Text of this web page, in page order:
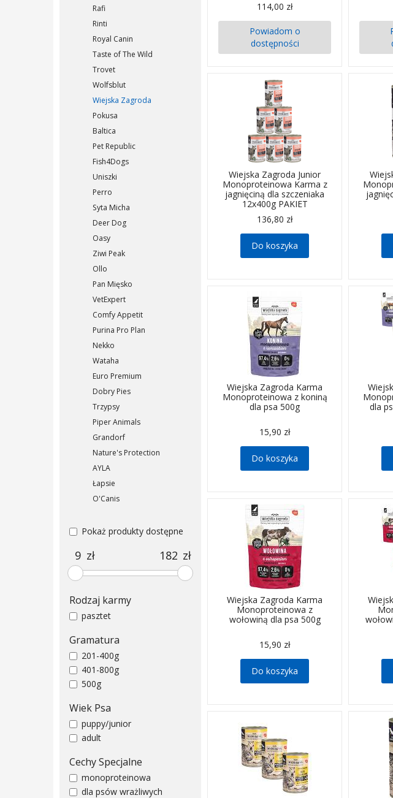
114,00 zł
Powiadom o
dostępności
Wiejska Zagroda Junior
Monoproteinowa Karma z
jagnięciną dla szczeniaka
12x400g PAKIET
136,80 zł
Do koszyka
Wiejska Zagroda Karma
Monoproteinowa z koniną
dla psa 500g
15,90 zł
Do koszyka
dla
Wiejska Zagroda Karma
Monoproteinowa z
wołowiną dla psa 500g
15,90 zł
Do koszyka
Rafi
Rinti
Royal Canin
Taste of The Wild
Trovet
Wolfsblut
Wiejska Zagroda
Pokusa
Baltica
Pet Republic
Fish4Dogs
Uniszki
Perro
Syta Micha
Deer Dog
Oasy
Ziwi Peak
Ollo
Pan Mięsko
VetExpert
Comfy Appetit
Purina Pro Plan
Nekko
Wataha
Euro Premium
Dobry Pies
Trzypsy
Piper Animals
Grandorf
Nature's Protection
AYLA
Łapsie
O'Canis
Pokaż produkty dostępne
zł zł
Rodzaj karmy
pasztet
Gramatura
201-400g
401-800g
500g
Wiek Psa
puppy/junior
adult
Cechy Specjalne
monoproteinowa
dla psów wrażliwych